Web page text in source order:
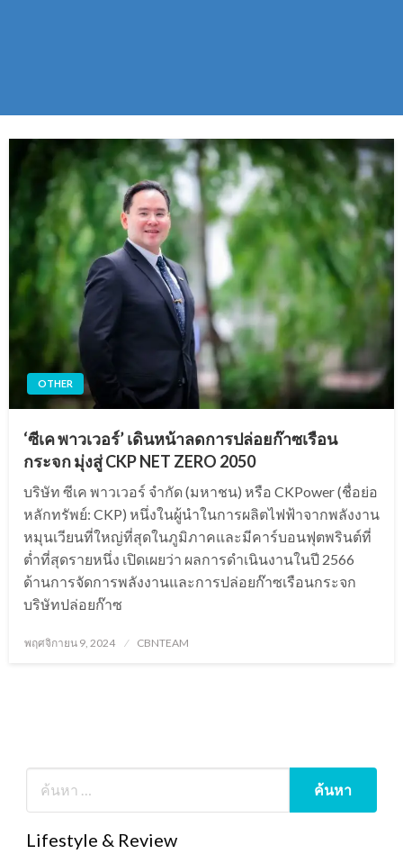
OTHER
‘ซีเค พาวเวอร์’ เดินหน้าลดการปล่อยก๊าซเรือน
กระจก มุ่งสู่ CKP NET ZERO 2050
บริษัท ซีเค พาวเวอร์ จำกัด (มหาชน) หรือ CKPower (ชื่อย่อ
หลักทรัพย์: CKP) หนึ่งในผู้นำในการผลิตไฟฟ้าจากพลังงาน
หมุนเวียนที่ใหญ่ที่สุดในภูมิภาคและมีคาร์บอนฟุตพรินต์ที่
ต่ำที่สุดรายหนึ่ง เปิดเผยว่า ผลการดำเนินงานในปี 2566
ด้านการจัดการพลังงานและการปล่อยก๊าซเรือนกระจก
บริษัทปล่อยก๊าซ
Posted
พฤศจิกายน 9, 2024 CBNTEAM
Lifestyle & Review